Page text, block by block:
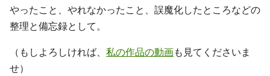
やったこと、やれなかったこと、誤魔化したところなどの
整理と備忘録として。
（もしよろしければ、 私の作品の動画も見てくださいま
せ）